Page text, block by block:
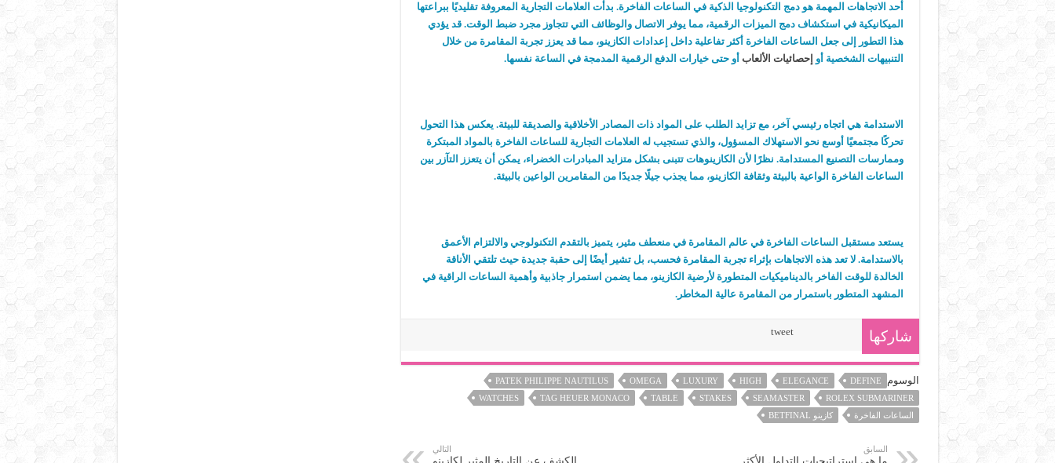
أحد الاتجاهات المهمة هو دمج التكنولوجيا الذكية في الساعات الفاخرة. بدأت العلامات التجارية المعروفة تقليديًا ببراعتها
الميكانيكية في استكشاف دمج الميزات الرقمية، مما يوفر الاتصال والوظائف التي تتجاوز مجرد ضبط الوقت. قد يؤدي
هذا التطور إلى جعل الساعات الفاخرة أكثر تفاعلية داخل إعدادات الكازينو، مما قد يعزز تجربة المقامرة من خلال
التنبيهات الشخصية أو إحصائيات الألعاب أو حتى خيارات الدفع الرقمية المدمجة في الساعة نفسها.
الاستدامة هي اتجاه رئيسي آخر، مع تزايد الطلب على المواد ذات المصادر الأخلاقية والصديقة للبيئة. يعكس هذا التحول
تحركًا مجتمعيًا أوسع نحو الاستهلاك المسؤول، والذي تستجيب له العلامات التجارية للساعات الفاخرة بالمواد المبتكرة
وممارسات التصنيع المستدامة. نظرًا لأن الكازينوهات تتبنى بشكل متزايد المبادرات الخضراء، يمكن أن يتعزز التآزر بين
الساعات الفاخرة الواعية بالبيئة وثقافة الكازينو، مما يجذب جيلًا جديدًا من المقامرين الواعين بالبيئة.
يستعد مستقبل الساعات الفاخرة في عالم المقامرة في منعطف مثير، يتميز بالتقدم التكنولوجي والالتزام الأعمق
بالاستدامة. لا تعد هذه الاتجاهات بإثراء تجربة المقامرة فحسب، بل تشير أيضًا إلى حقبة جديدة حيث تلتقي الأناقة
الخالدة للوقت الفاخر بالديناميكيات المتطورة لأرضية الكازينو، مما يضمن استمرار جاذبية وأهمية الساعات الراقية في
المشهد المتطور باستمرار من المقامرة عالية المخاطر.
شاركها tweet
الوسوم DEFINE
ELEGANCE
HIGH
LUXURY
OMEGA
PATEK PHILIPPE NAUTILUS
ROLEX SUBMARINER
SEAMASTER
STAKES
TABLE
TAG HEUER MONACO
WATCHES
الساعات الفاخرة
كازينو BETFINAL
السابق التالي